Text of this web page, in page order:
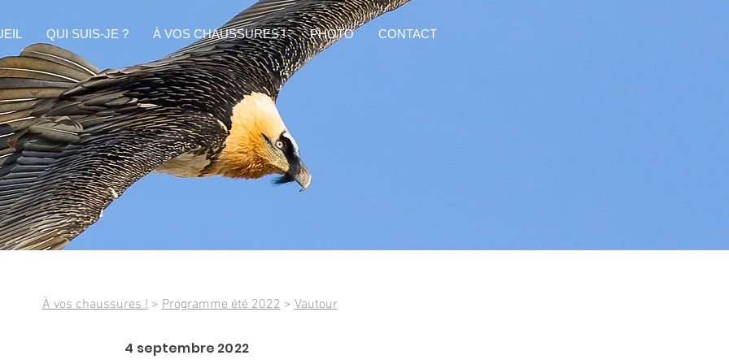
QUI SUIS-JE ? À VOS CHAUSSURES ! PHOTO CONTACT
À vos chaussures !>Programme été 2022>Vautour
4 septembre 2022